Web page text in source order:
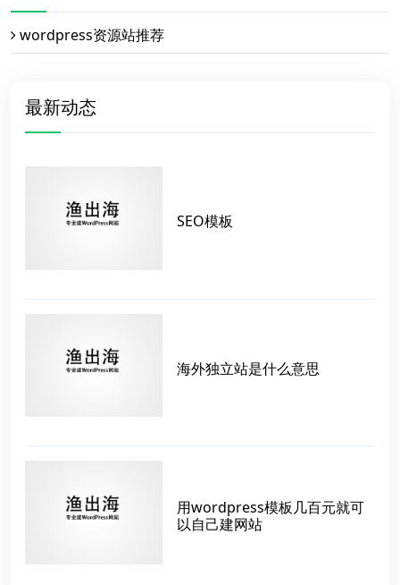
wordpress资源站推荐
最新动态
SEO模板
海外独立站是什么意思
用wordpress模板几百元就可
以自己建网站